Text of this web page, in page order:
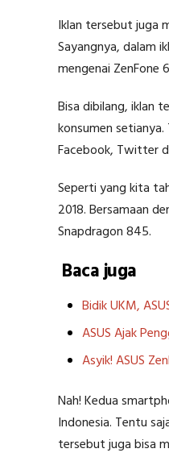
Iklan tersebut juga
Sayangnya, dalam
mengenai ZenFone
Bisa dibilang, iklan
konsumen
Facebook, Twitter
Seperti yang kita
2018. Bersamaan
Snapdragon 845.
Baca juga
Bidik UKM,
ASUS Ajak
Asyik! ASUS
Nah! Kedua
Indonesia. Tentu
tersebut juga bisa